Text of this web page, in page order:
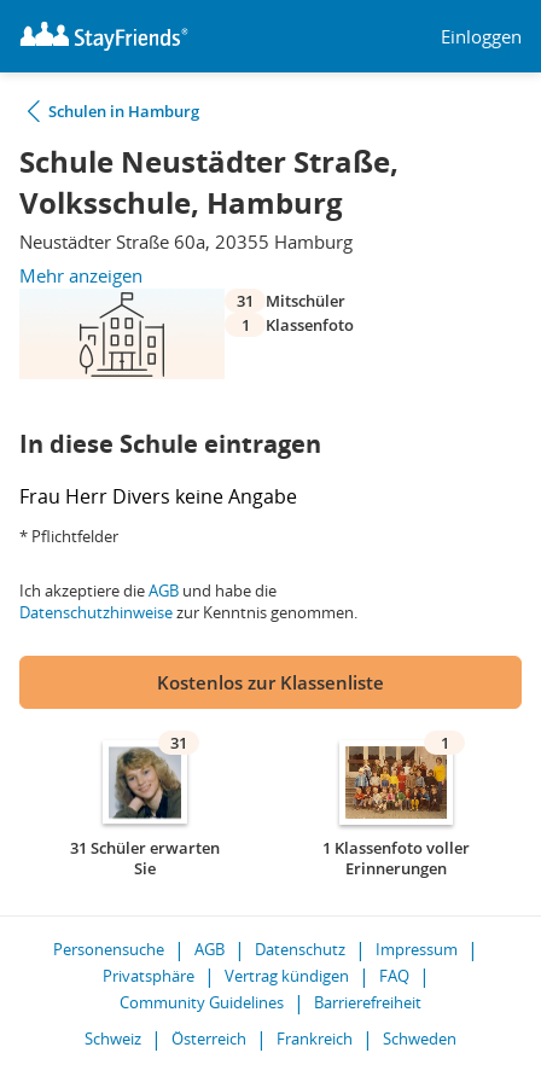
Einloggen
Schulen in Hamburg
Schule Neustädter Straße,
Volksschule, Hamburg
Neustädter Straße 60a, 20355 Hamburg
Mehr anzeigen
31
Mitschüler
1
Klassenfoto
In diese Schule eintragen
Frau Herr Divers keine Angabe
* Pflichtfelder
Ich akzeptiere dieAGB und habe die
Datenschutzhinweisezur Kenntnis genommen.
Kostenlos zur Klassenliste
31
31 Schüler erwarten
Sie
1
1 Klassenfoto voller
Erinnerungen
Personensuche AGB Datenschutz
Impressum
Privatsphäre
Vertrag kündigen
FAQ
Community Guidelines
Barrierefreiheit
Schweiz
Österreich Frankreich Schweden